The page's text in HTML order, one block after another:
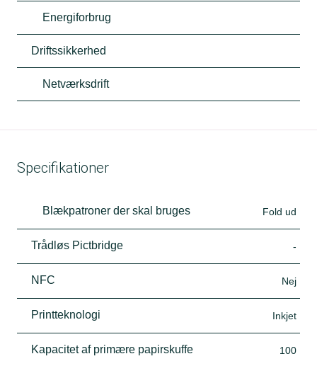
Energiforbrug
Driftssikkerhed
Netværksdrift
Specifikationer
Blækpatroner der skal bruges Fold ud
Trådløs Pictbridge -
NFC Nej
Printteknologi Inkjet
Kapacitet af primære papirskuffe 100